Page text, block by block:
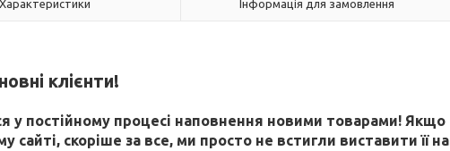
Характеристики Інформація для замовлення
клієнти!
постійному процесі наповнення новими товарами! Якщо
скоріше за все, ми просто не встигли виставити її на